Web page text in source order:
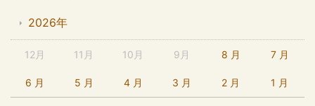
2026年
12月 11月 10月 9月 8 月 7 月
6 月 5 月 4 月 3 月 2 月 1 月